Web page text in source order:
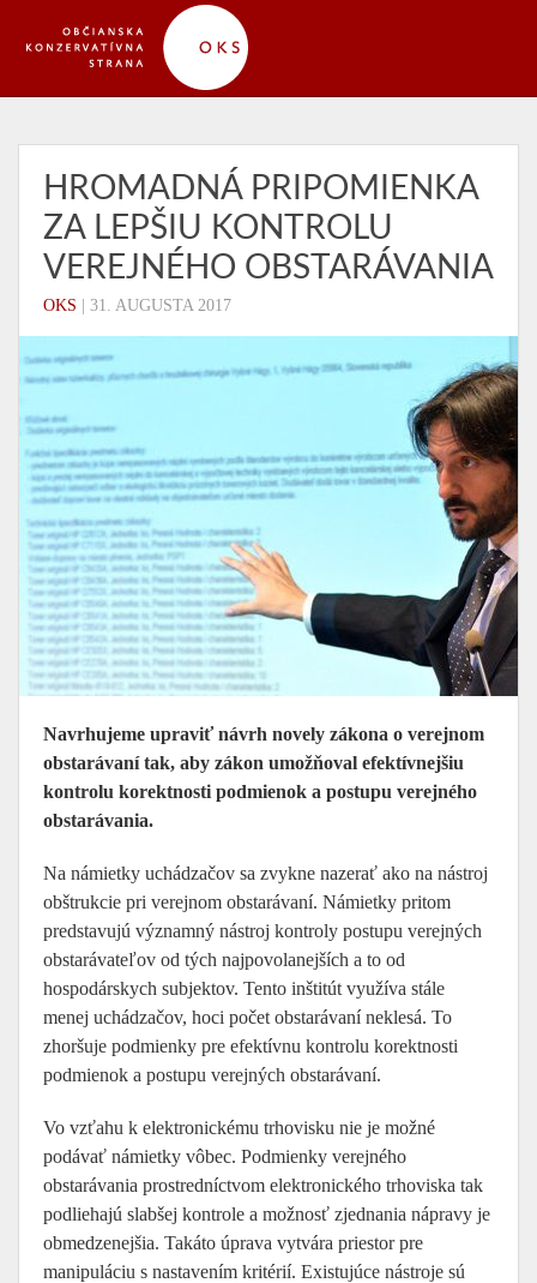
HROMADNÁ PRIPOMIENKA
ZA LEPŠIU KONTROLU
VEREJNÉHO OBSTARÁVANIA
OKS 31. AUGUSTA 2017
Navrhujeme upraviť návrh novely zákona o verejnom
obstarávaní tak, aby zákon umožňoval efektívnejšiu
kontrolu korektnosti podmienok a postupu verejného
obstarávania.
Na námietky uchádzačov sa zvykne nazerať ako na nástroj
obštrukcie pri verejnom obstarávaní. Námietky pritom
predstavujú významný nástroj kontroly postupu verejných
obstarávateľov od tých najpovolanejších a to od
hospodárskych subjektov. Tento inštitút využíva stále
menej uchádzačov, hoci počet obstarávaní neklesá. To
zhoršuje podmienky pre efektívnu kontrolu korektnosti
podmienok a postupu verejných obstarávaní.
Vo vzťahu k elektronickému trhovisku nie je možné
podávať námietky vôbec. Podmienky verejného
obstarávania prostredníctvom elektronického trhoviska tak
podliehajú slabšej kontrole a možnosť zjednania nápravy je
obmedzenejšia. Takáto úprava vytvára priestor pre
manipuláciu s nastavením kritérií. Existujúce nástroje sú